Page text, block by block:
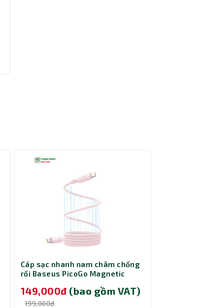
Cáp sạc nhanh nam châm chống
rối Baseus PicoGo Magnetic
240W dài 1m Pink LVE093-CC-1P
149,000đ (bao gồm VAT)
199,000đ